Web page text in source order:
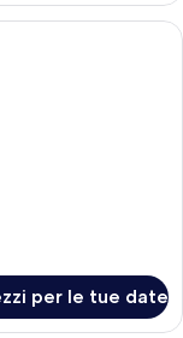
d'albergo con un letto,
per le tue date